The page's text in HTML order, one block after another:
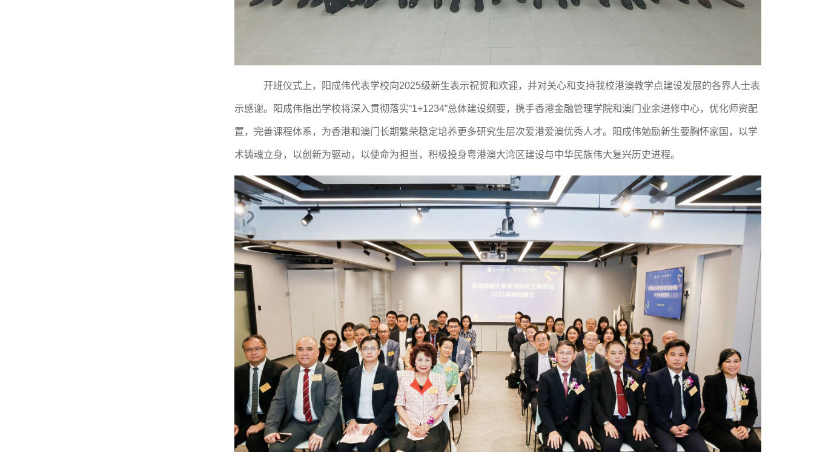
开班仪式上，阳成伟代表学校向2025级新生表示祝贺和欢迎，并对关心和支持我校港澳教学点建设发展的各界人士表
示感谢。阳成伟指出学校将深入贯彻落实“1+1234”总体建设纲要，携手香港金融管理学院和澳门业余进修中心，优化师资配
置，完善课程体系，为香港和澳门长期繁荣稳定培养更多研究生层次爱港爱澳优秀人才。阳成伟勉励新生要胸怀家国，以学
术铸魂立身，以创新为驱动，以使命为担当，积极投身粤港澳大湾区建设与中华民族伟大复兴历史进程。